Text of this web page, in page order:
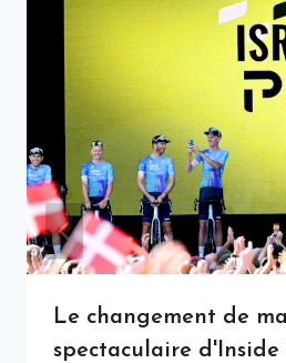
Le changement de
spectaculaire d'Inside